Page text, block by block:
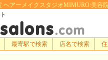
ヘアーメイクスタジオMIMURO:美容
最寄駅で検索 店名で検索